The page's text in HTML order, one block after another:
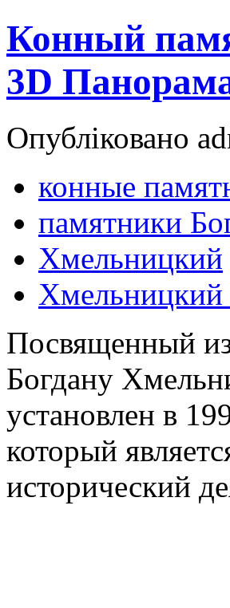
Конный
3D
Опубліковано
конные
памятники
Хмельницкий
Хмельницкий
Посвященный
Богдану
установлен в
который
исторический